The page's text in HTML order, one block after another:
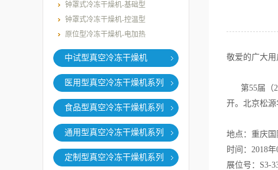
钟罩式冷冻干燥机-基础型
钟罩式冷冻干燥机-控温型
原位型冷冻干燥机-电加热
中试型真空冷冻干燥机
医用型真空冷冻干燥机系列
食品型真空冷冻干燥机系列
通用型真空冷冻干燥机系列
定制型真空冷冻干燥机系列
敬爱的广大用
第55届（
开。北京松源
地点：重庆
时间：2018
展位号：S3-